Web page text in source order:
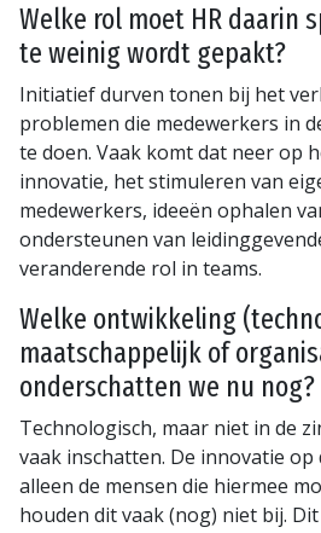
Welke rol moet HR daarin
te weinig wordt gepakt?
Initiatief durven tonen bij het
problemen die medewerkers in
te doen. Vaak komt dat neer op
innovatie, het stimuleren van
medewerkers, ideeën ophalen
ondersteunen van
veranderende rol in teams.
Welke ontwikkeling
maatschappelijk of
onderschatten we nu nog?
Technologisch, maar niet in de
vaak inschatten. De innovatie
alleen de mensen die hiermee
houden dit vaak (nog) niet bij.